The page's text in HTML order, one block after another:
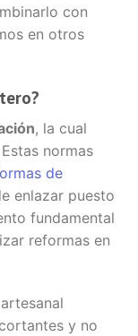
con
en otros
, la cual
normas
de
enlazar puesto
fundamental
reformas en
y no